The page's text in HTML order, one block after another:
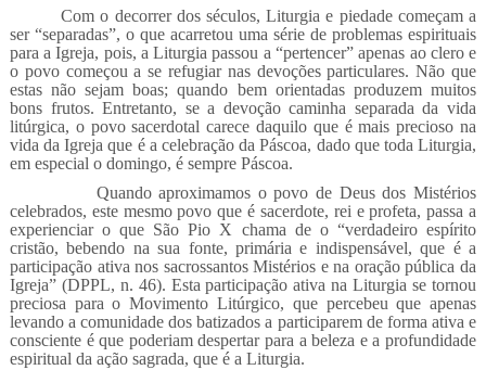
Com o decorrer dos séculos, Liturgia e piedade começam a
ser “separadas”, o que acarretou uma série de problemas espirituais
para a Igreja, pois, a Liturgia passou a “pertencer” apenas ao clero e
o povo começou a se refugiar nas devoções particulares. Não que
estas não sejam boas; quando bem orientadas produzem muitos
bons frutos. Entretanto, se a devoção caminha separada da vida
litúrgica, o povo sacerdotal carece daquilo que é mais precioso na
vida da Igreja que é a celebração da Páscoa, dado que toda Liturgia,
em especial o domingo, é sempre Páscoa.
Quando aproximamos o povo de Deus dos Mistérios
celebrados, este mesmo povo que é sacerdote, rei e profeta, passa a
experienciar o que São Pio X chama de o “verdadeiro espírito
cristão, bebendo na sua fonte, primária e indispensável, que é a
participação ativa nos sacrossantos Mistérios e na oração pública da
Igreja” (DPPL, n. 46). Esta participação ativa na Liturgia se tornou
preciosa para o Movimento Litúrgico, que percebeu que apenas
levando a comunidade dos batizados a participarem de forma ativa e
consciente é que poderiam despertar para a beleza e a profundidade
espiritual da ação sagrada, que é a Liturgia.